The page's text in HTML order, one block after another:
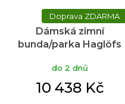
ZDARMA
Dámská zimní
bunda/parka Haglöfs
do 2 dnů
10 438 Kč